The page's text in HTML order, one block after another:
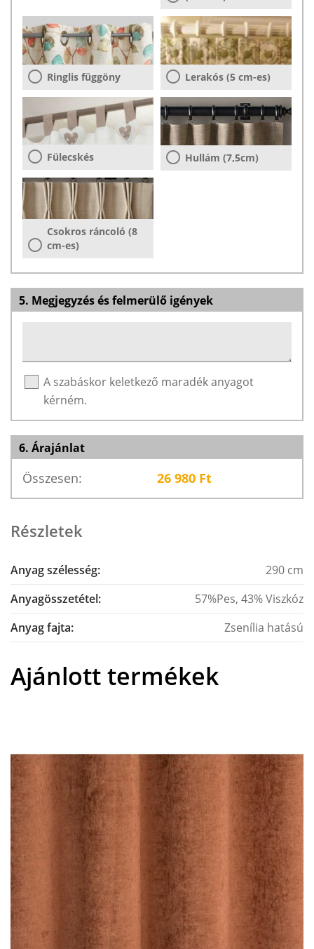
Ringlis függöny Lerakós (5 cm-es)
Fülecskés Hullám (7,5cm)
Csokros ráncoló (8
cm-es)
5. Megjegyzés és felmerülő igények
A szabáskor keletkező maradék anyagot
kérném.
6. Árajánlat
Összesen: 26 980 Ft
Részletek
Anyag szélesség:
290 cm
Anyagösszetétel:
57%Pes, 43% Viszkóz
Anyag fajta:
Zsenília hatású
Ajánlott termékek